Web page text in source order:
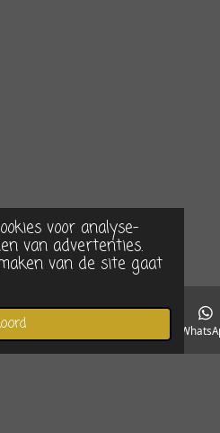
voor analyse-
van advertenties.
van de site gaat